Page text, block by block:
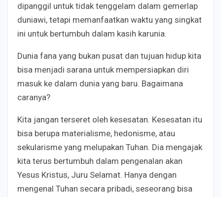
dipanggil untuk tidak tenggelam dalam gemerlap
duniawi, tetapi memanfaatkan waktu yang singkat
ini untuk bertumbuh dalam kasih karunia.
Dunia fana yang bukan pusat dan tujuan hidup kita
bisa menjadi sarana untuk mempersiapkan diri
masuk ke dalam dunia yang baru. Bagaimana
caranya?
Kita jangan terseret oleh kesesatan. Kesesatan itu
bisa berupa materialisme, hedonisme, atau
sekularisme yang melupakan Tuhan. Dia mengajak
kita terus bertumbuh dalam pengenalan akan
Yesus Kristus, Juru Selamat. Hanya dengan
mengenal Tuhan secara pribadi, seseorang bisa